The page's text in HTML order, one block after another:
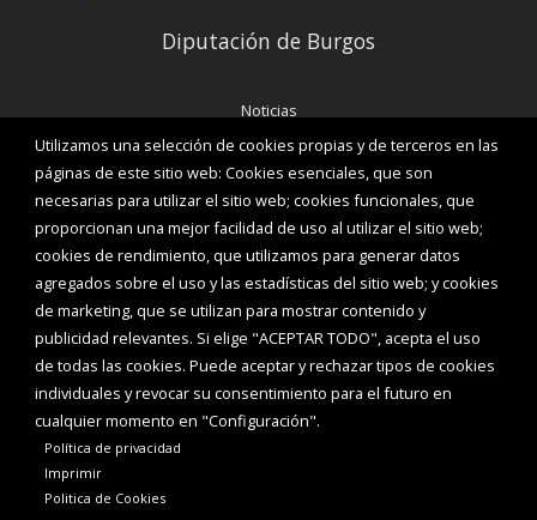
Utilizamos una selección de cookies propias y de terceros en las
páginas de este sitio web: Cookies esenciales, que son
necesarias para utilizar el sitio web; cookies funcionales, que
proporcionan una mejor facilidad de uso al utilizar el sitio web;
cookies de rendimiento, que utilizamos para generar datos
agregados sobre el uso y las estadísticas del sitio web; y cookies
de marketing, que se utilizan para mostrar contenido y
publicidad relevantes. Si elige "ACEPTAR TODO", acepta el uso
de todas las cookies. Puede aceptar y rechazar tipos de cookies
individuales y revocar su consentimiento para el futuro en
cualquier momento en "Configuración".
Política de privacidad
Imprimir
Politica de Cookies
Diputación de Burgos
Noticias
Eventos
Corporación Municipal
Teléfonos de interés
INICIAR SESIÓN
MAPA WEB